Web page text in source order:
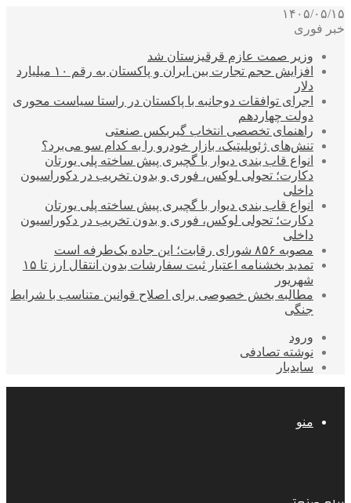
۱۴۰۵/۰۵/۱۵
خبر فوری
وزیر صمت عازم قرقیزستان شد
افزایش حجم تجارت بین ایران و پاکستان به رقم ۱۰ میلیارد
دلار
اجرای توافقات دوجانبه با پاکستان در راستا سیاست محوری
دولت چهاردهم
راهنمای تخصصی انتخاب گیربکس صنعتی
تنش‌های ژئوپلیتیک، بازار خودرو را به کدام سو می‌برد؟
انواع قاب بندی دیوار با گچبری پیش ساخته پلی یورتان
دکارت؛ تحولی لوکس، فوری و بدون تخریب در دکوراسیون
داخلی
انواع قاب بندی دیوار با گچبری پیش ساخته پلی یورتان
دکارت؛ تحولی لوکس، فوری و بدون تخریب در دکوراسیون
داخلی
مصوبه ۸۵۶ شورای رقابت؛ این جاده یک‌طرفه است
تمدید بخشنامه اعتبار ثبت سفارشات بدون انتقال ارز تا ۱۵
شهریور
مطالبه بخش خصوصی برای اصلاح قوانین متناسب با شرایط
جنگی
ورود
نوشته تصادفی
سایدبار
منو